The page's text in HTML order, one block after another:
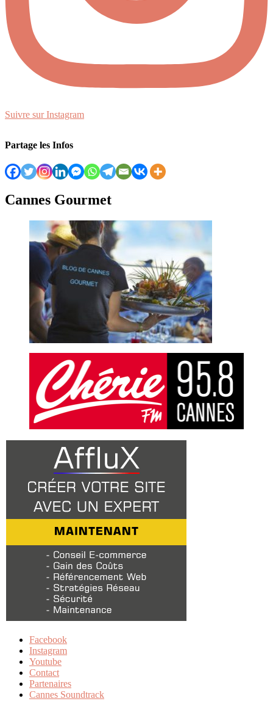
Suivre sur Instagram
Partage les Infos
Cannes Gourmet
Facebook
Instagram
Youtube
Contact
Partenaires
Cannes Soundtrack